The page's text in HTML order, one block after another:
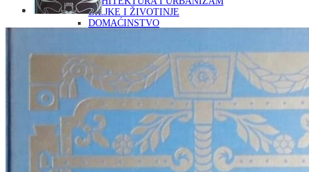
BILJKE I ŽIVOTINJE
DOMAĆINSTVO
FILOZOFIJA, SOCIOLOGIJA, ANTROPOLOGIJA
FOTOGRAFIJA
GLAZBENA UMJETNOST
KAZALIŠTE, FILM
OD KNJIŽEVNOST
DO RELIGIJA
KNJIŽEVNOST
LIKOVNA UMJETNOST
LJEKOVITO BILJE I ZDRAVLJE
MITOLOGIJA
POVIJEST I PUBLICISTIKA